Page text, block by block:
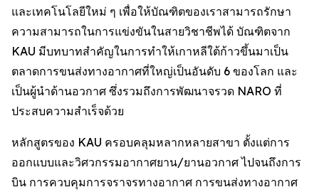
และเทคโนโลยีใหม่ ๆ เพื่อให้บัณฑิตของเราสามารถรักษา
ความสามารถในการแข่งขันในสายวิชาชีพได้ บัณฑิตจาก
KAU มีบทบาทสำคัญในการทำให้เกาหลีใต้ก้าวขึ้นมาเป็น
ตลาดการขนส่งทางอากาศที่ใหญ่เป็นอันดับ 6 ของโลก และ
เป็นผู้นำด้านอวกาศ ซึ่งรวมถึงการพัฒนาจรวด NARO ที่
ประสบความสำเร็จด้วย
หลักสูตรของ KAU ครอบคลุมหลากหลายสาขา ตั้งแต่การ
ออกแบบและวิศวกรรมอากาศยาน/ยานอวกาศ ไปจนถึงการ
บิน การควบคุมการจราจรทางอากาศ การขนส่งทางอากาศ